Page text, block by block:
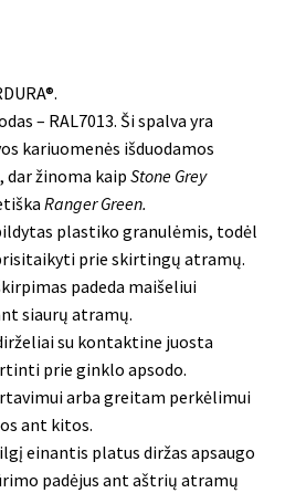
– RAL7013. Ši spalva yra
kariuomenės išduodamos
dar žinoma kaip Stone Grey
Ranger Green.
plastiko granulėmis, todėl
prie skirtingų atramų.
padeda maišeliui
siaurų atramų.
su kontaktine juosta
prie ginklo apsodo.
arba greitam perkėlimui
ant kitos.
einantis platus diržas apsaugo
padėjus ant aštrių atramų